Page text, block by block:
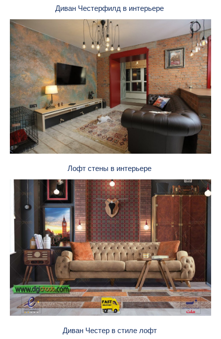
Диван Честерфилд в интерьере
Лофт стены в интерьере
Диван Честер в стиле лофт